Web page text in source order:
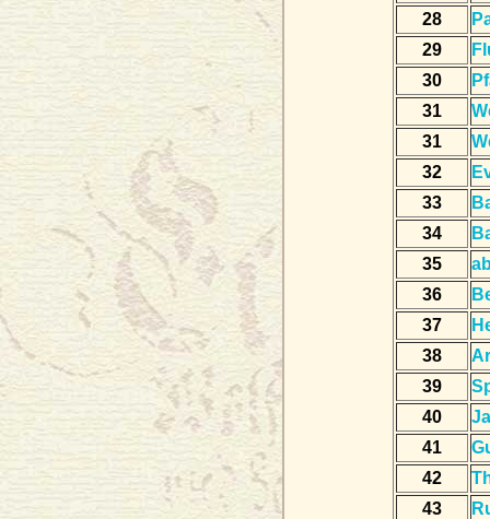
28
29
30
31
31
32
33
34
35
36
37
38
39
40
41
42
43